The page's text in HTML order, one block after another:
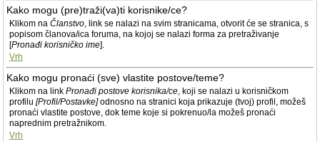
Kako mogu (pre)traži(va)ti korisnike/ce?
Klikom na Članstvo, link se nalazi na svim stranicama, otvorit će se stranica, s
popisom članova/ica foruma, na kojoj se nalazi forma za pretraživanje
[Pronađi korisničko ime].
Vrh
Kako mogu pronaći (sve) vlastite postove/teme?
Klikom na link Pronađi postove korisnika/ce, koji se nalazi u korisničkom
profilu [Profil/Postavke]odnosno na stranici koja prikazuje (tvoj) profil, možeš
pronaći vlastite postove, dok teme koje si pokrenuo/la možeš pronaći
naprednim pretražnikom.
Vrh